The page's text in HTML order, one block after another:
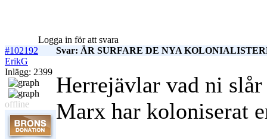
Logga in för att svara
#102192
Svar: ÄR SURFARE DE NYA
ErikG
Inlägg: 2399
offline
Herrejävlar vad ni
Marx har koloniserat